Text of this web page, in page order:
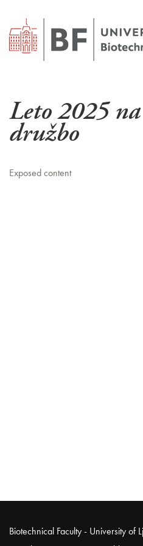
Leto 2025
družbo
Exposed content
Noga strani
Biotechnical Faculty - University of